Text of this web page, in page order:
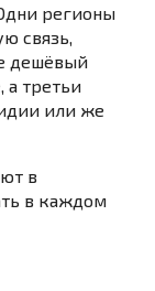
регионы
связь,
дешёвый
а третьи
или же
в
в каждом